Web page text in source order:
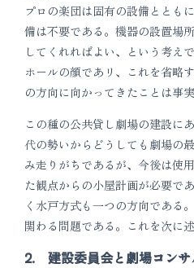
プロの楽団は固有の設備ととも
備は不要である。機器の設置場
してくれればよい、という考え
ホールの顔であリ、これを省略
の方向に向かってきたことは事実
この種の公共貸し劇場の建設に
代の勢いからどうしても劇場の
み走りがちであるが、今後は使
た観点からの小屋計画が必要で
く水戸方式も一つの方向である
関わる問題である。これを次に述
2. 建設委員会と劇場コンサ